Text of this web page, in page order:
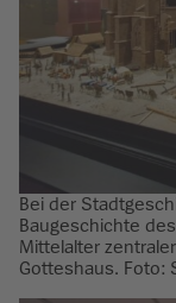
Bei der
Baugeschichte
Mittelalter
Gotteshaus. Foto: